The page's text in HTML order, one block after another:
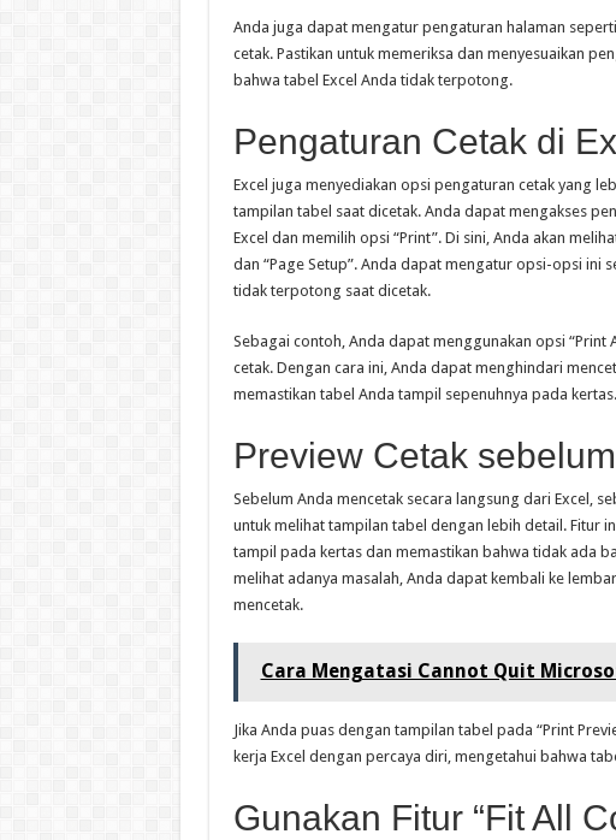
Anda juga dapat mengatur pengaturan halaman
cetak. Pastikan untuk memeriksa dan menyesuaikan
bahwa tabel Excel Anda tidak terpotong.
Pengaturan Cetak di
Excel juga menyediakan opsi pengaturan cetak yang
tampilan tabel saat dicetak. Anda dapat mengakses
Excel dan memilih opsi “Print”. Di sini, Anda akan
dan “Page Setup”. Anda dapat mengatur opsi-opsi ini
tidak terpotong saat dicetak.
Sebagai contoh, Anda dapat menggunakan opsi “Print
cetak. Dengan cara ini, Anda dapat menghindari
memastikan tabel Anda tampil sepenuhnya pada kertas.
Preview Cetak
Sebelum Anda mencetak secara langsung dari Excel,
untuk melihat tampilan tabel dengan lebih detail. Fitur
tampil pada kertas dan memastikan bahwa tidak ada
melihat adanya masalah, Anda dapat kembali ke
mencetak.
Cara Mengatasi Cannot Quit
Jika Anda puas dengan tampilan tabel pada “Print
kerja Excel dengan percaya diri, mengetahui bahwa
Gunakan Fitur “Fit All